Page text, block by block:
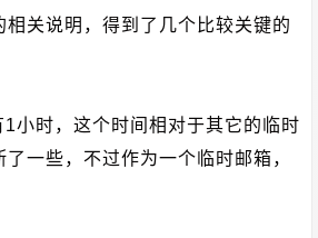
相关说明，得到了几个比较关键的
小时，这个时间相对于其它的临时
一些，不过作为一个临时邮箱，